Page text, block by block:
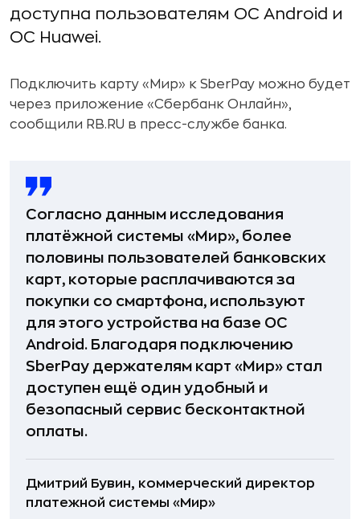
доступна пользователям ОС Android и
ОС Huawei.
Подключить карту «Мир» к SberPay можно будет
через приложение «Сбербанк Онлайн»,
сообщили RB.RU в пресс-службе банка.
Согласно данным исследования
платёжной системы «Мир», более
половины пользователей банковских
карт, которые расплачиваются за
покупки со смартфона, используют
для этого устройства на базе ОС
Android. Благодаря подключению
SberPay держателям карт «Мир» стал
доступен ещё один удобный и
безопасный сервис бесконтактной
оплаты.
Дмитрий Бувин, коммерческий директор
платежной системы «Мир»